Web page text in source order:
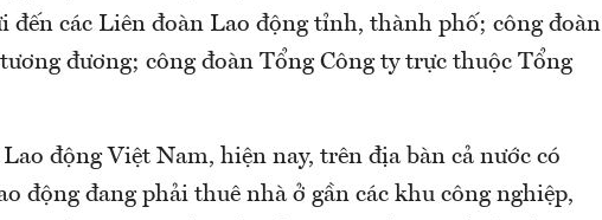
đến các Liên đoàn Lao động tỉnh, thành phố; công đoàn
đương; công đoàn Tổng Công ty trực thuộc Tổng
động Việt Nam, hiện nay, trên địa bàn cả nước có
động đang phải thuê nhà ở gần các khu công nghiệp,